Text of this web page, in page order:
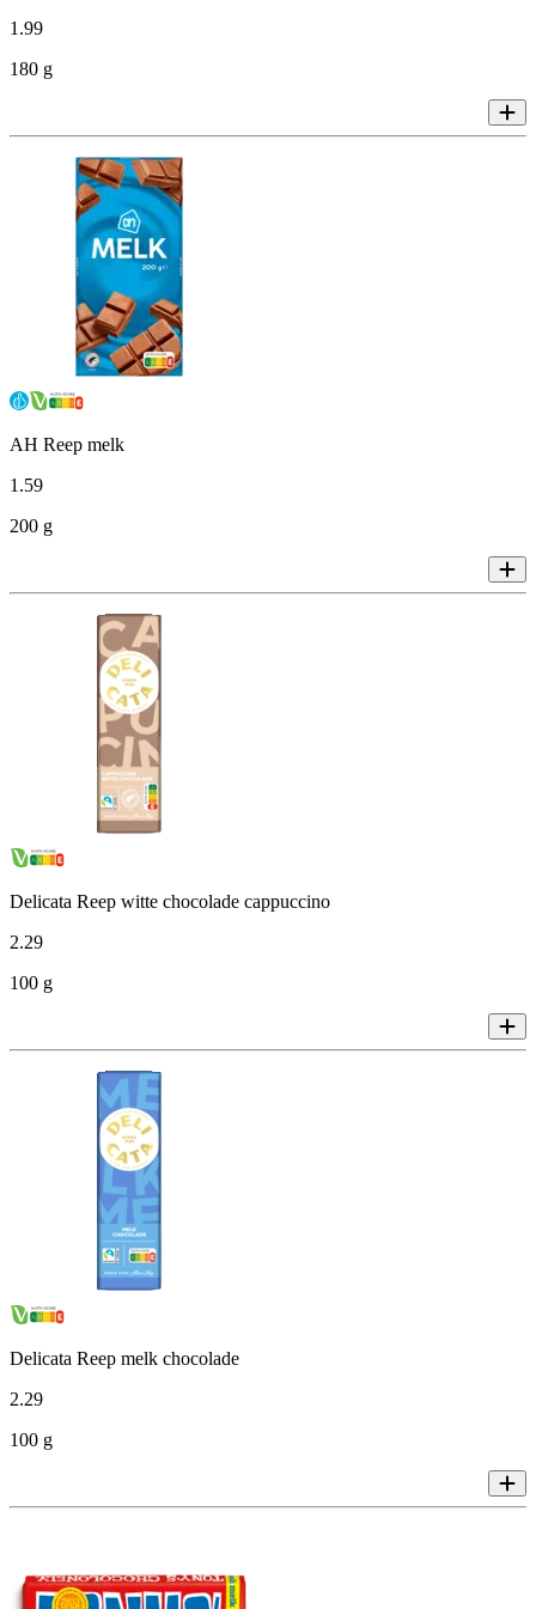
1.99
180 g
AH Reep melk
1.59
200 g
Delicata Reep witte chocolade cappuccino
2.29
100 g
Delicata Reep melk chocolade
2.29
100 g